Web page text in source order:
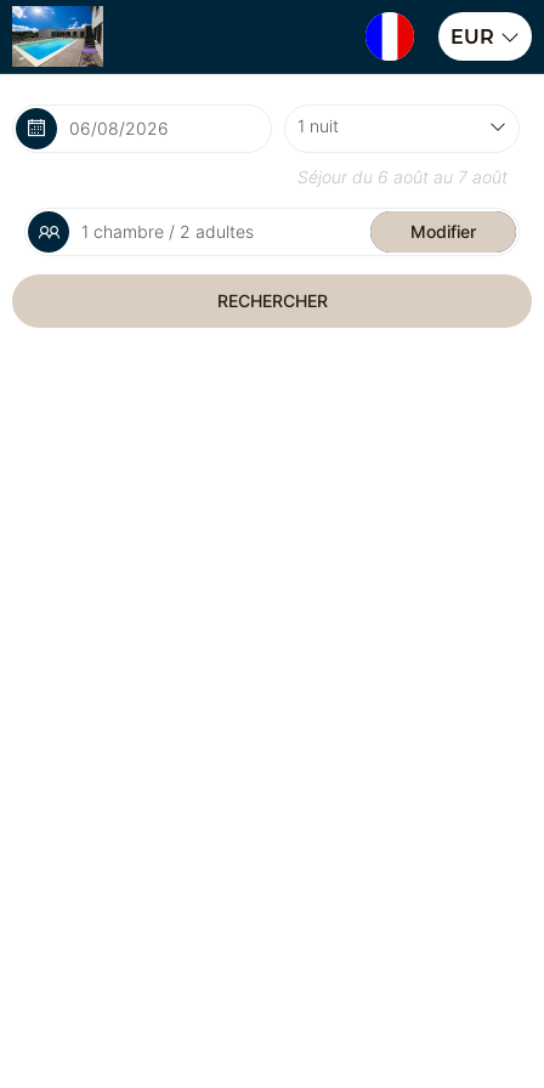
EUR
Séjour du 6 août au 7 août
1 chambre / 2 adultes Modifier